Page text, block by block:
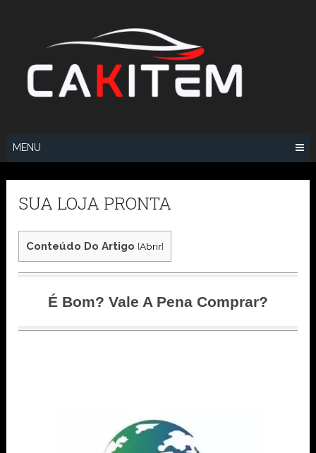
MENU
SUA LOJA PRONTA
Conteúdo Do Artigo [Abrir]
É Bom? Vale A Pena Comprar?